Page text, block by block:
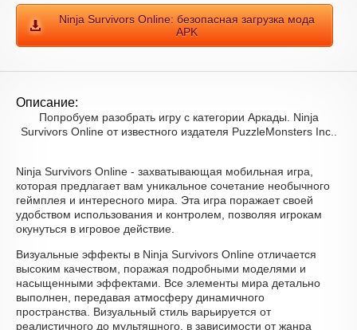
Ninja Survivors Online: безопасная загрузка мода
APK
Описание:
Попробуем разобрать игру с категории Аркады. Ninja
Survivors Online от известного издателя PuzzleMonsters Inc..
Ninja Survivors Online - захватывающая мобильная игра,
которая предлагает вам уникальное сочетание необычного
геймплея и интересного мира. Эта игра поражает своей
удобством использования и контролем, позволяя игрокам
окунуться в игровое действие.
Визуальные эффекты в Ninja Survivors Online отличается
высоким качеством, поражая подробными моделями и
насыщенными эффектами. Все элементы мира детально
выполнен, передавая атмосферу динамичного
пространства. Визуальный стиль варьируется от
реалистичного до мультяшного, в зависимости от жанра